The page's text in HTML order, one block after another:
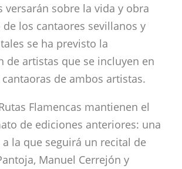
versarán sobre la vida y obra
de los cantaores sevillanos y
se ha previsto la
de artistas que se incluyen en
de ambos artistas.
Flamencas mantienen el
de ediciones anteriores: una
la que seguirá un recital de
Manuel Cerrejón y